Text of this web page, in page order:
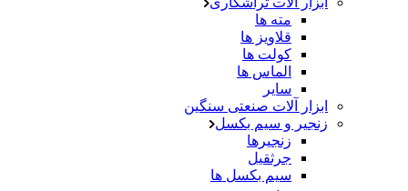
مته ها
قلاویز ها
کولت ها
الماس ها
سایر
ابزار آلات صنعتی سنگین
زنجیر و سیم بکسل
زنجیرها
جرثقیل
سیم بکسل ها